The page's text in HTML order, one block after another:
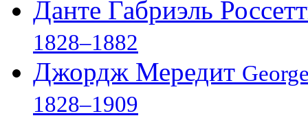
Данте Габриэль
1828–1882
Джордж Мередит
1828–1909